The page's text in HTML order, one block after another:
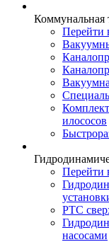
Коммунальная
Перейти
илососов
Перейти
РТС
насосами